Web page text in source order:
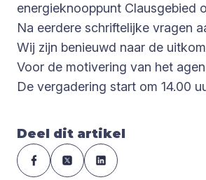
energieknooppunt Clausgebied
Na eerdere schriftelijke vragen
Wij zijn benieuwd naar de
Voor de motivering van het
De vergadering start om 14.00
Deel dit artikel